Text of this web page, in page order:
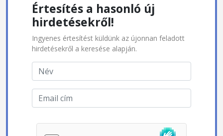
Értesítés a hasonló új
hirdetésekről!
Ingyenes értesítést küldünk az újonnan feladott
hirdetésekről a keresése alapján.